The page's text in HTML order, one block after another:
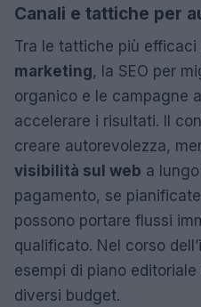
Canali e tattiche per
Tra le tattiche più efficaci
marketing, la SEO per
organico e le campagne
accelerare i risultati. Il
creare autorevolezza,
visibilità sul web a
pagamento, se
possono portare flussi
qualificato. Nel corso
esempi di piano
diversi budget.